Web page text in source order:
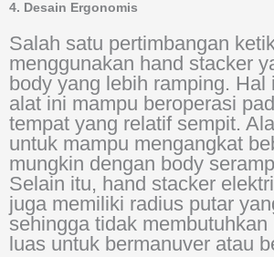
4. Desain Ergonomis
Salah satu pertimbangan
menggunakan hand stacker
body yang lebih ramping. Hal
alat ini mampu beroperasi
tempat yang relatif sempit.
untuk mampu mengangkat
mungkin dengan body
Selain itu, hand stacker
juga memiliki radius putar
sehingga tidak membutuhkan
luas untuk bermanuver atau